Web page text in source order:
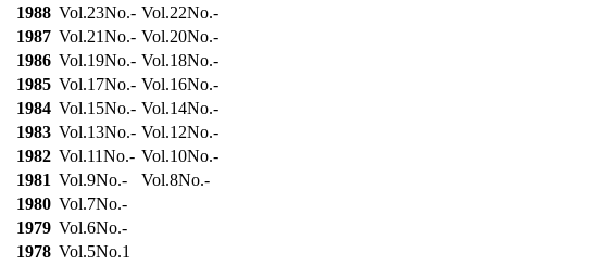
1988 Vol.23No.- Vol.22No.-
1987 Vol.21No.- Vol.20No.-
1986 Vol.19No.- Vol.18No.-
1985 Vol.17No.- Vol.16No.-
1984 Vol.15No.- Vol.14No.-
1983 Vol.13No.- Vol.12No.-
1982 Vol.11No.- Vol.10No.-
1981 Vol.9No.-
Vol.8No.-
1980 Vol.7No.-
1979 Vol.6No.-
1978 Vol.5No.1